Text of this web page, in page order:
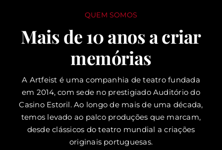
QUEM SOMOS
Mais de 10 anos a criar
memórias
A Artfeist é uma companhia de teatro fundada
em 2014, com sede no prestigiado Auditório do
Casino Estoril. Ao longo de mais de uma década,
temos levado ao palco produções que marcam,
desde clássicos do teatro mundial a criações
originais portuguesas.